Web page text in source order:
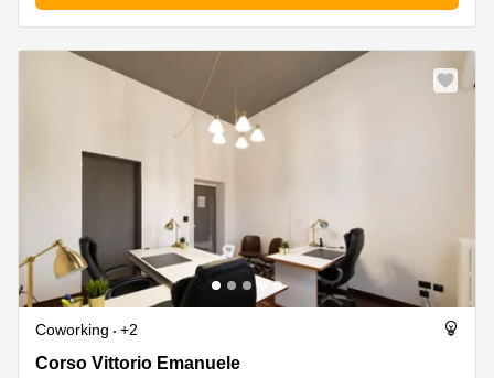
Coworking
+2
Corso Vittorio Emanuele 30, Bari
Corso Vittorio Emanuele